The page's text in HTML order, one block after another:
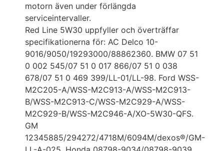
motorn även under förlängda
serviceintervaller.
Red Line 5W30 uppfyller och överträffar
specifikationerna för: AC Delco 10-
9016/9050/19293000/88862360. BMW 07 51
0 002 545/07 51 0 017 866/07 51 0 038
678/07 51 0 469 399/LL-01/LL-98. Ford WSS-
M2C205-A/WSS-M2C913-A/WSS-M2C913-
B/WSS-M2C913-C/WSS-M2C929-A/WSS-
M2C929-B/WSS-M2C946-A/XO-5W30-QFS.
GM
12345885/294272/4718M/6094M/dexos®/GM-